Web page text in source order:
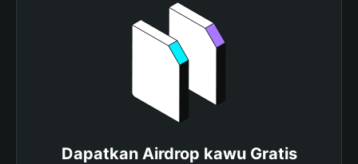
Dapatkan Airdrop kawu Gratis